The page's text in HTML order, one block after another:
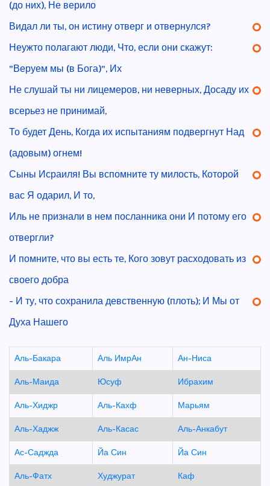
(до них), Не верило
Видал ли ты, он истину отверг и отвернулся?
Неужто полагают люди, Что, если они скажут:
"Веруем мы (в Бога)", Их
Не слушай ты ни лицемеров, ни неверных, Досаду их
всерьез не принимай,
То будет День, Когда их испытаниям подвергнут Над
(адовым) огнем!
Сыны Исраиля! Вы вспомните ту милость, Которой
вас Я одарил, И то,
Иль не признали в нем посланника они И потому его
отвергли?
И помните, что вы есть те, Кого зовут расходовать из
своего добра
- И ту, что сохранила девственную (плоть); И Мы от
Духа Нашего
Аль-Бакара Аль ИмрАн
Ан-Ниса
Аль-Маида
Юсуф
Ибрахим
Аль-Хиджр
Аль-Кахф
Марьям
Аль-Хаджж
Аль-Касас
Аль-Анкабут
Ас-Саджда
Йа Син
Йа Син
Аль-Фатх
Худжурат
Каф